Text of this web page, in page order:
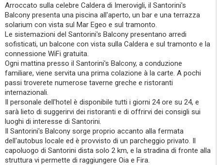
Arroccato sulla celebre Caldera di Imerovigli, il Santorini's
Balcony presenta una piscina all'aperto, un bar e una terrazza
solarium con vista sul Mar Egeo e sul tramonto.
Le sistemazioni del Santorini's Balcony presentano arredi
sofisticati, un balcone con vista sulla Caldera e sul tramonto e la
connessione WiFi gratuita.
Ogni mattina presso il Santorini's Balcony, a conduzione
familiare, viene servita una prima colazione à la carte. A pochi
passi troverete numerose taverne greche e ristoranti
internazionali.
Il personale dell'hotel è disponibile tutti i giorni 24 ore su 24, e
sarà lieto di suggerirvi dei ristoranti e di offrirvi dei consigli sui
luoghi di interesse di Santorini.
Il Santorini's Balcony sorge proprio accanto alla fermata
dell'autobus locale ed è provvisto di un parcheggio privato. Il
capoluogo di Santorini dista solo 2 km, e la stradina di fronte alla
struttura vi permette di raggiungere Oia e Fira.